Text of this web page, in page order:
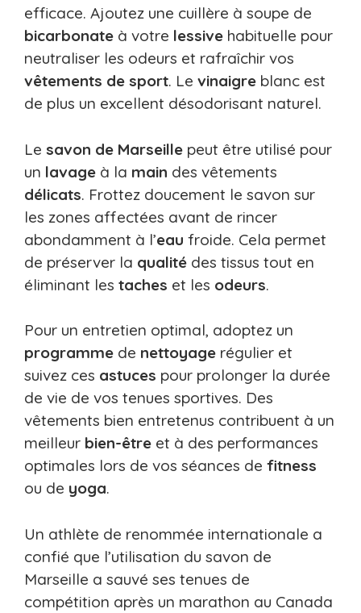
efficace. Ajoutez une cuillère à soupe de
bicarbonate à votre lessive habituelle pour
neutraliser les odeurs et rafraîchir vos
vêtements de sport. Le vinaigre blanc est
de plus un excellent désodorisant naturel.
Le savon de Marseille peut être utilisé pour
un lavage à la main des vêtements
délicats. Frottez doucement le savon sur
les zones affectées avant de rincer
abondamment à l’eau froide. Cela permet
de préserver la qualité des tissus tout en
éliminant les taches et les odeurs.
Pour un entretien optimal, adoptez un
programme de nettoyage régulier et
suivez ces astuces pour prolonger la durée
de vie de vos tenues sportives. Des
vêtements bien entretenus contribuent à un
meilleur bien-être et à des performances
optimales lors de vos séances de fitness
ou de yoga.
Un athlète de renommée internationale a
confié que l’utilisation du savon de
Marseille a sauvé ses tenues de
compétition après un marathon au Canada